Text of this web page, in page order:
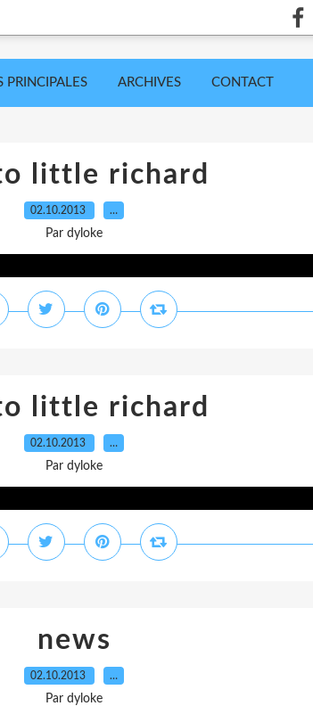
PRINCIPALES ARCHIVES CONTACT
little richard
02.10.2013 …
Par dyloke
little richard
02.10.2013 …
Par dyloke
news
02.10.2013 …
Par dyloke